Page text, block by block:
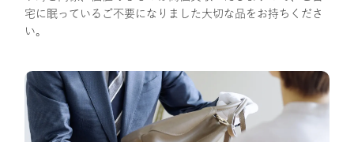
宅に眠っているご不要になりました大切な品をお持ちくださ
い。